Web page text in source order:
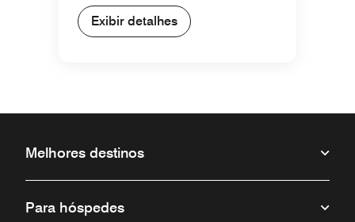
Exibir detalhes
Melhores destinos
Para hóspedes